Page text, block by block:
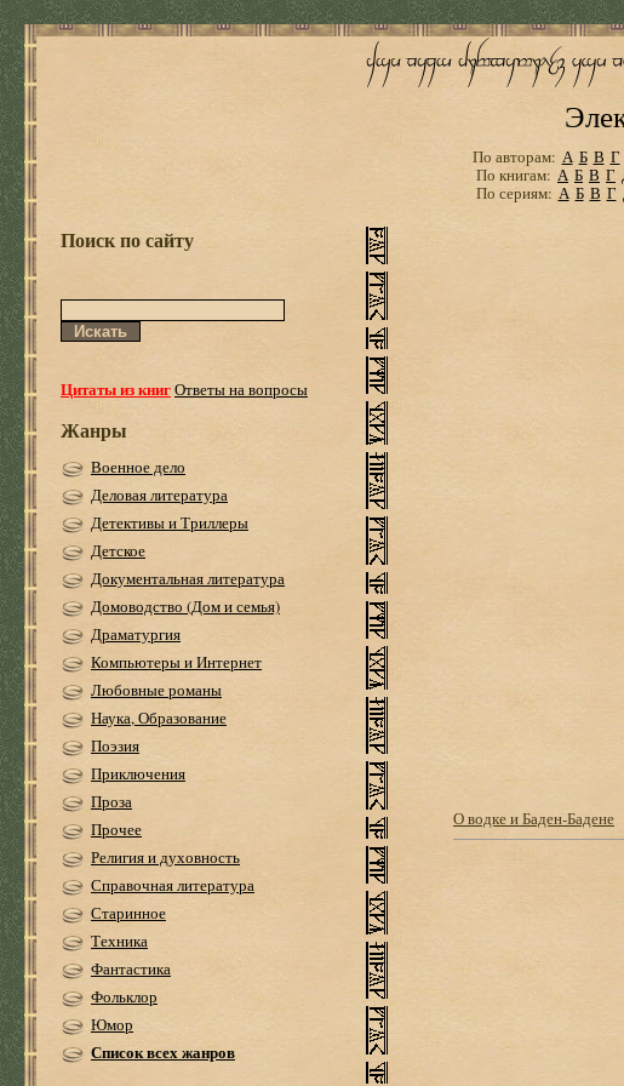
По авторам: А Б В Г
По книгам: А Б В Г
По сериям: А Б В Г
Поиск по сайту
Цитаты из книгОтветы на вопросы
Жанры
Военное дело
Деловая литература
Детективы и Триллеры
Детское
Документальная литература
Домоводство (Дом и семья)
Драматургия
Компьютеры и Интернет
Любовные романы
Наука, Образование
Поэзия
Приключения
Проза
Прочее
Религия и духовность
Справочная литература
Старинное
Техника
Фантастика
Фольклор
Юмор
Список всех жанров
О водке и Баден-Бадене